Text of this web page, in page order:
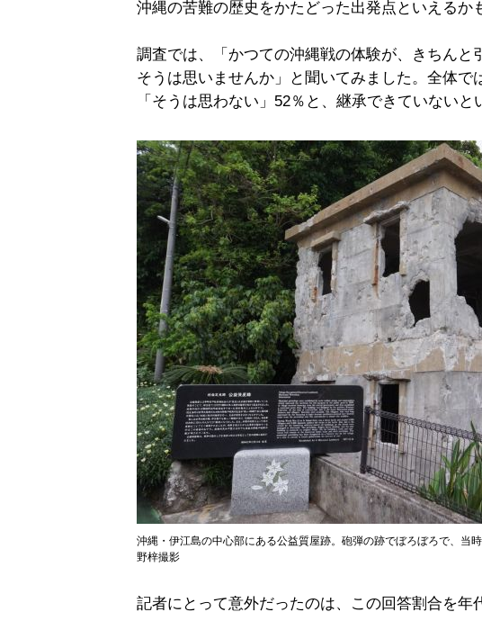
沖縄の苦難の歴史をかたどった出発点といえるか
調査では、「かつての沖縄戦の体験が、きちんと
そうは思いませんか」と聞いてみました。全体で
「そうは思わない」52％と、継承できていないと
沖縄・伊江島の中心部にある公益質屋跡。砲弾の跡でぼろぼろで、当
野梓撮影
記者にとって意外だったのは、この回答割合を年